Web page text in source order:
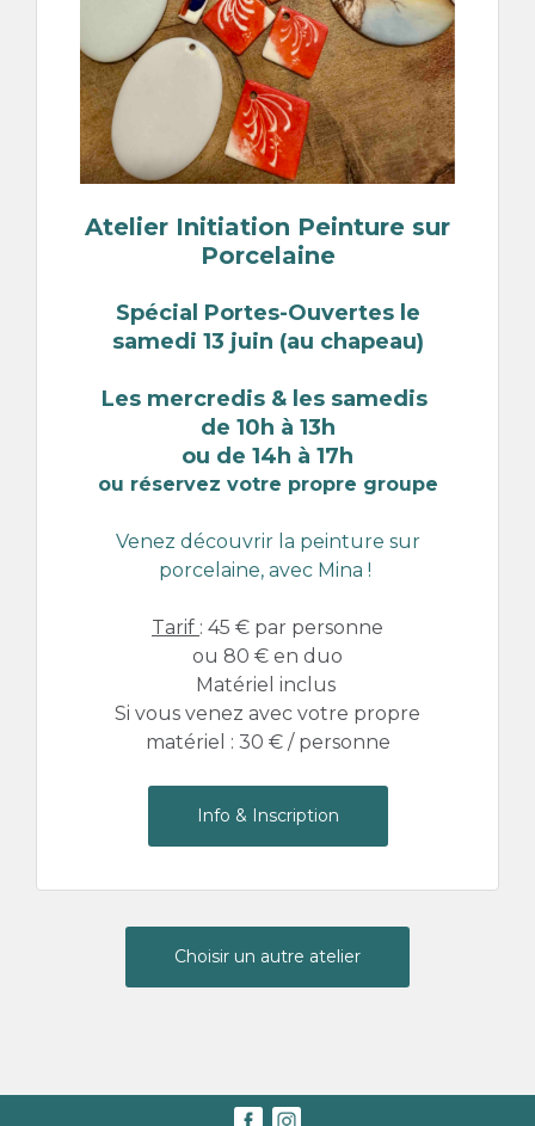
Atelier Initiation Peinture sur
Porcelaine
Spécial Portes-Ouvertes le
samedi 13 juin (au chapeau)
Les mercredis & les samedis
de 10h à 13h
ou de 14h à 17h
ou réservez votre propre groupe
Venez découvrir la peinture sur
porcelaine, avec Mina !
Tarif : 45 € par personne
ou 80 € en duo
Matériel inclus
Si vous venez avec votre propre
matériel : 30 € / personne
Info & Inscription
Choisir un autre atelier